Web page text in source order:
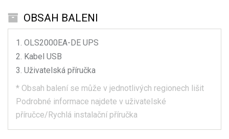
OBSAH BALENI
OLS2000EA-DE UPS
Kabel USB
Uživatelská příručka
* Obsah balení se může v jednotlivých regionech lišit
Podrobné informace najdete v uživatelské
příručce/Rychlá instalační příručka